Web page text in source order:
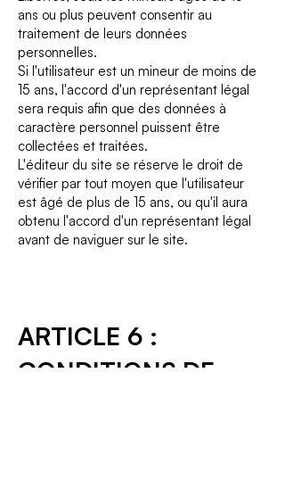
ans ou plus peuvent consentir au
traitement de leurs données
personnelles.
Si l'utilisateur est un mineur de moins de
15 ans, l'accord d'un représentant légal
sera requis afin que des données à
caractère personnel puissent être
collectées et traitées.
L'éditeur du site se réserve le droit de
vérifier par tout moyen que l'utilisateur
est âgé de plus de 15 ans, ou qu'il aura
obtenu l'accord d'un représentant légal
avant de naviguer sur le site.
ARTICLE 6 :
CONDITIONS DE